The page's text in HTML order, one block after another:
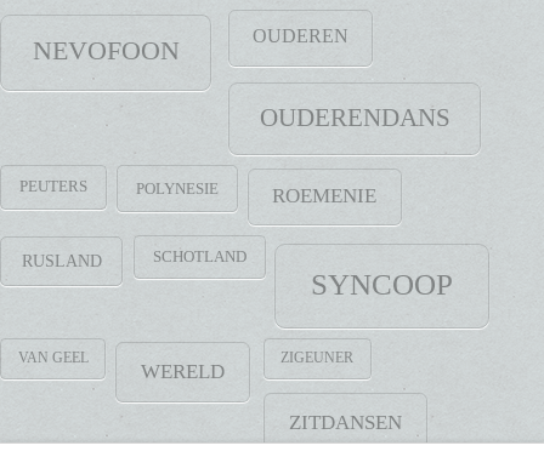
NEVOFOON OUDEREN
OUDERENDANS
PEUTERS POLYNESIE ROEMENIE
RUSLAND SCHOTLAND
SYNCOOP
VAN GEEL
WERELD
ZIGEUNER
ZITDANSEN